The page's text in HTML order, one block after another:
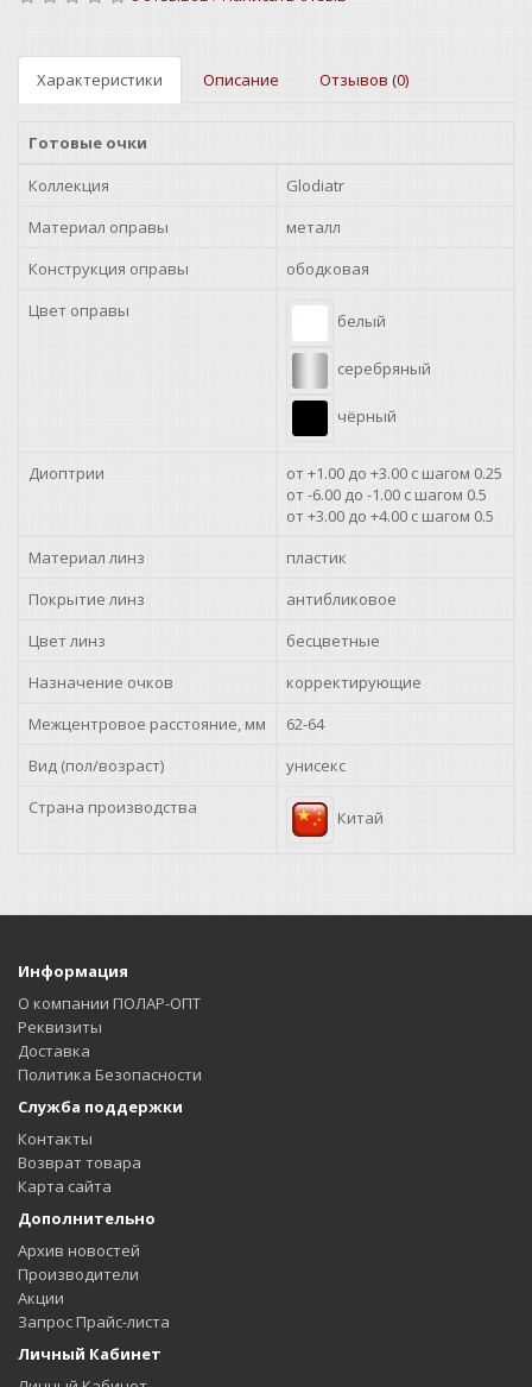
+1.00
+1.25
+2.00
Характеристики Описание Отзывов (0)
Готовые очки
Коллекция
Glodiatr
Материал оправы
металл
Конструкция оправы
ободковая
Цвет оправы
белый
серебряный
чёрный
Диоптрии
от +1.00 до +3.00 с шагом 0.25
от -6.00 до -1.00 с шагом 0.5
от +3.00 до +4.00 с шагом 0.5
Материал линз
пластик
Покрытие линз
антибликовое
Цвет линз
бесцветные
Назначение очков
корректирующие
Межцентровое расстояние, мм
62-64
Вид (пол/возраст)
унисекс
Страна производства
Китай
Информация
О компании ПОЛАР-ОПТ
Реквизиты
Доставка
Политика Безопасности
Служба поддержки
Контакты
Возврат товара
Карта сайта
Дополнительно
Архив новостей
Производители
Акции
Запрос Прайс-листа
Личный Кабинет